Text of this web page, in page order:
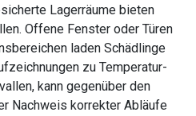
Lagerräume bieten
Offene Fenster oder Türen
laden Schädlinge
zu Temperatur-
kann gegenüber den
Nachweis korrekter Abläufe